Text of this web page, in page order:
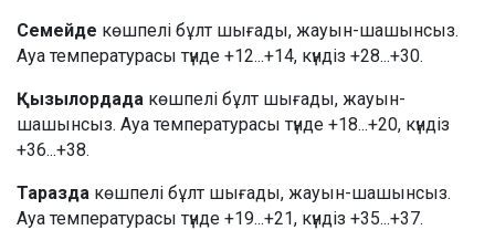
Семейде көшпелі бұлт шығады, жауын-шашынсыз.
Ауа температурасы түнде +12...+14, күндіз +28...+30.
Қызылордада көшпелі бұлт шығады, жауын-
шашынсыз. Ауа температурасы түнде +18...+20, күндіз
+36...+38.
Таразда көшпелі бұлт шығады, жауын-шашынсыз.
Ауа температурасы түнде +19...+21, күндіз +35...+37.